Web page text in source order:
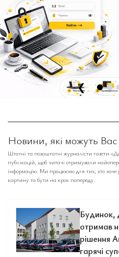
❮
Новини, які можуть Вас
Штатні та позаштатні журналісти газети
публікацій, щоб читачі отримували
інформацію. Ми працюємо для тих, хто хоче
картину та бути на крок попереду.
Будинок,
отримав
рішення
гарячі